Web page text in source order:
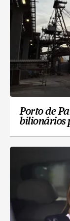
Porto de
bilionários